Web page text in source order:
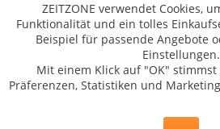
ZEITZONE verwendet Cookies,
Funktionalität und ein tolles
Beispiel für passende Angebote
Einstellungen.
Mit einem Klick auf "OK"
Präferenzen, Statistiken und